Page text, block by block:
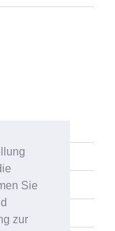
Sie
zur